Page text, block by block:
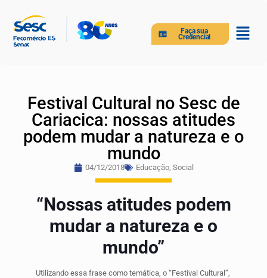
Faça sua
Credencial
Festival Cultural no Sesc de
Cariacica: nossas atitudes
podem mudar a natureza e o
mundo
04/12/2018 Educação, Social
“Nossas atitudes podem
mudar a natureza e o
mundo”
Utilizando essa frase como temática, o “Festival Cultural”,